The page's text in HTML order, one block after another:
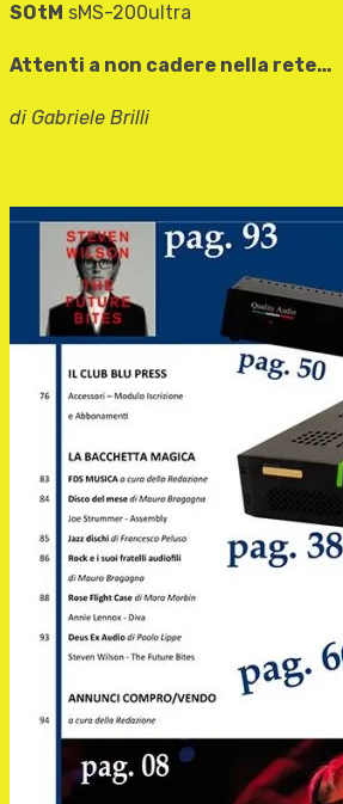
SOtM sMS-200ultra
Attenti a non cadere nella rete…
di Gabriele Brilli